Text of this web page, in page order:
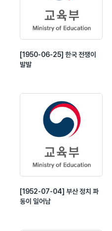
[1950-06-25] 한국 전쟁이
발발
[1952-07-04] 부산 정치 파
동이 일어남